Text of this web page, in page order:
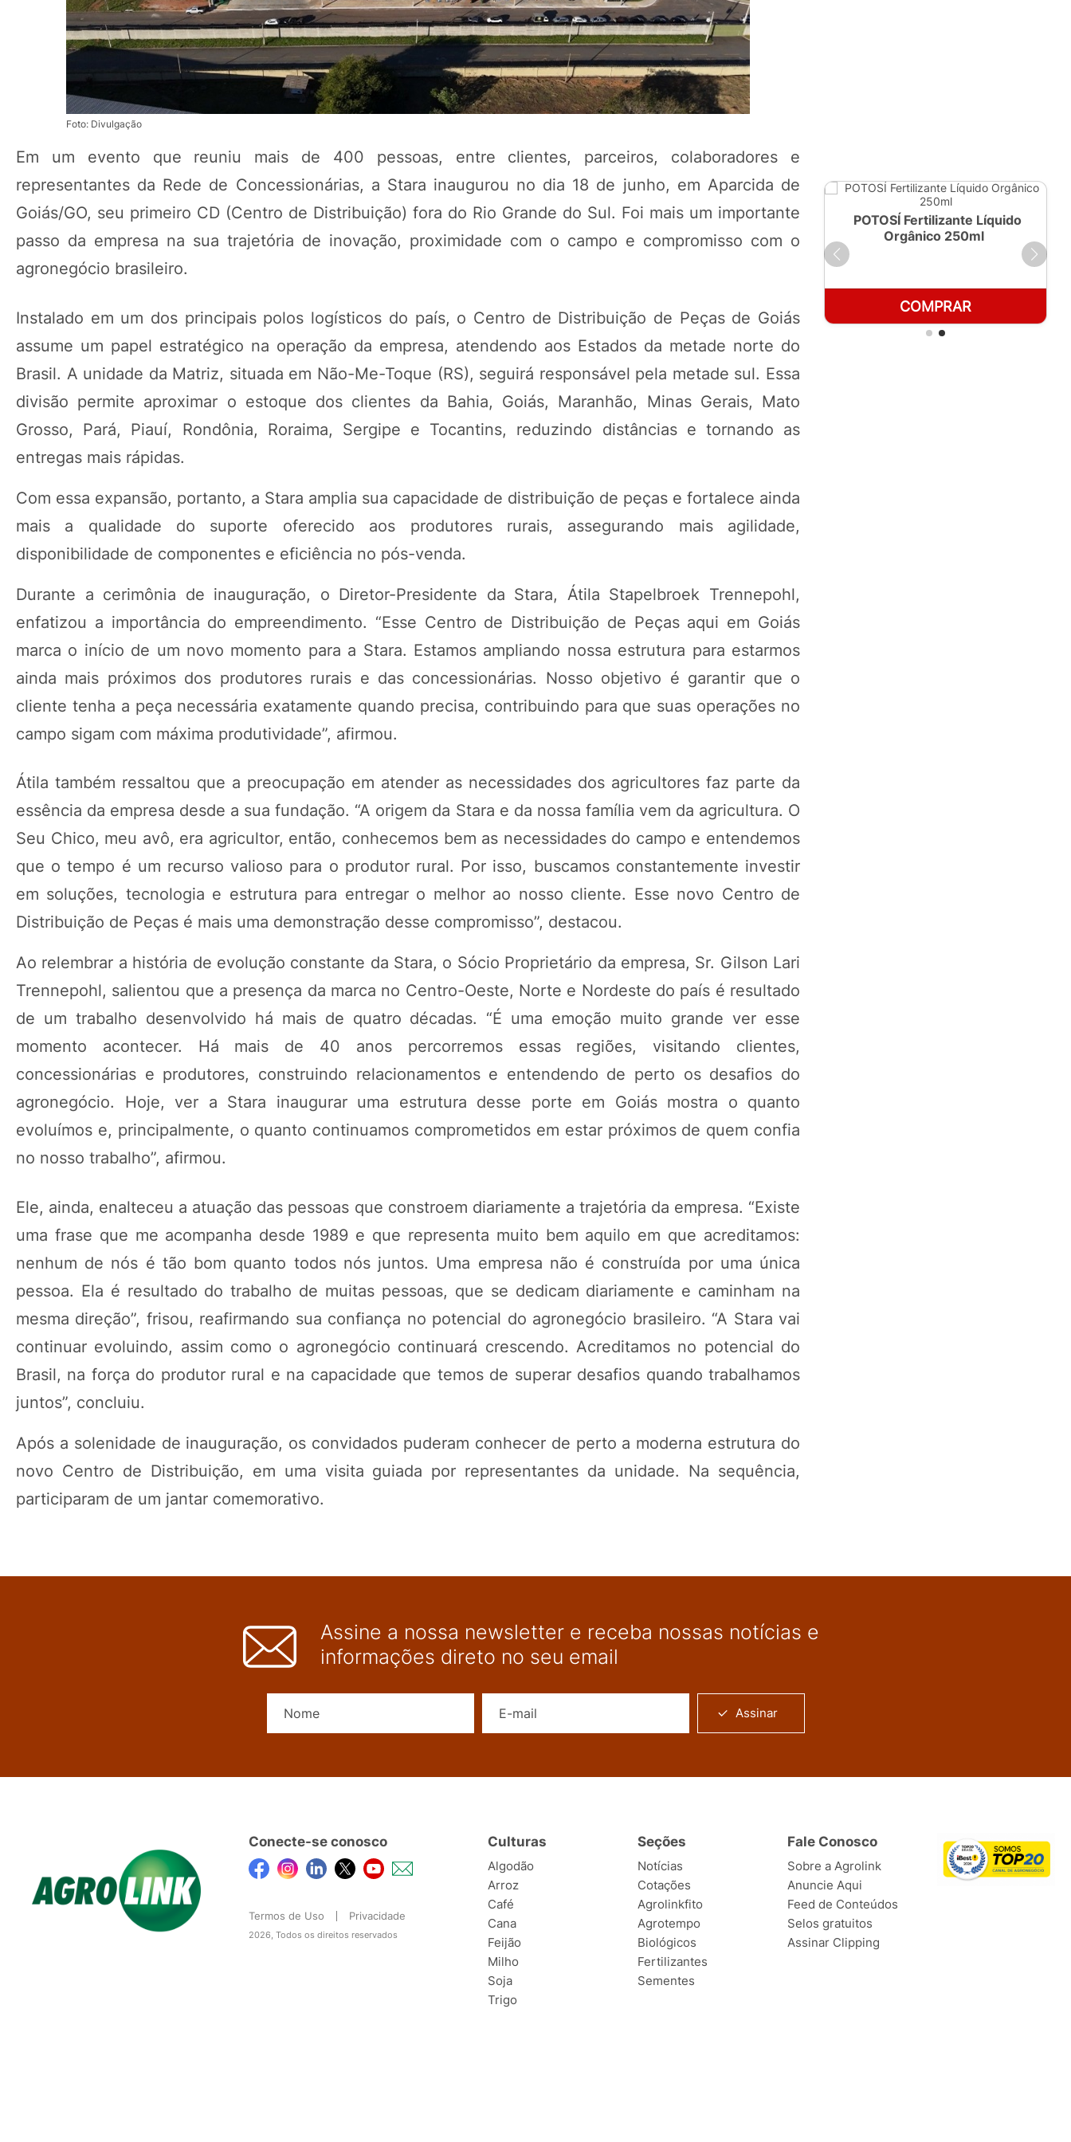
Foto: Divulgação
Em um evento que reuniu mais de 400 pessoas, entre clientes, parceiros, colaboradores e
representantes da Rede de Concessionárias, a Stara inaugurou no dia 18 de junho, em Aparcida de
Goiás/GO, seu primeiro CD (Centro de Distribuição) fora do Rio Grande do Sul. Foi mais um importante
passo da empresa na sua trajetória de inovação, proximidade com o campo e compromisso com o
agronegócio brasileiro.
Instalado em um dos principais polos logísticos do país, o Centro de Distribuição de Peças de Goiás
assume um papel estratégico na operação da empresa, atendendo aos Estados da metade norte do
Brasil. A unidade da Matriz, situada em Não-Me-Toque (RS), seguirá responsável pela metade sul. Essa
divisão permite aproximar o estoque dos clientes da Bahia, Goiás, Maranhão, Minas Gerais, Mato
Grosso, Pará, Piauí, Rondônia, Roraima, Sergipe e Tocantins, reduzindo distâncias e tornando as
entregas mais rápidas.
Com essa expansão, portanto, a Stara amplia sua capacidade de distribuição de peças e fortalece ainda
mais a qualidade do suporte oferecido aos produtores rurais, assegurando mais agilidade,
disponibilidade de componentes e eficiência no pós-venda.
Durante a cerimônia de inauguração, o Diretor-Presidente da Stara, Átila Stapelbroek Trennepohl,
enfatizou a importância do empreendimento. “Esse Centro de Distribuição de Peças aqui em Goiás
marca o início de um novo momento para a Stara. Estamos ampliando nossa estrutura para estarmos
ainda mais próximos dos produtores rurais e das concessionárias. Nosso objetivo é garantir que o
cliente tenha a peça necessária exatamente quando precisa, contribuindo para que suas operações no
campo sigam com máxima produtividade”, afirmou.
Átila também ressaltou que a preocupação em atender as necessidades dos agricultores faz parte da
essência da empresa desde a sua fundação. “A origem da Stara e da nossa família vem da agricultura. O
Seu Chico, meu avô, era agricultor, então, conhecemos bem as necessidades do campo e entendemos
que o tempo é um recurso valioso para o produtor rural. Por isso, buscamos constantemente investir
em soluções, tecnologia e estrutura para entregar o melhor ao nosso cliente. Esse novo Centro de
Distribuição de Peças é mais uma demonstração desse compromisso”, destacou.
Ao relembrar a história de evolução constante da Stara, o Sócio Proprietário da empresa, Sr. Gilson Lari
Trennepohl, salientou que a presença da marca no Centro-Oeste, Norte e Nordeste do país é resultado
de um trabalho desenvolvido há mais de quatro décadas. “É uma emoção muito grande ver esse
momento acontecer. Há mais de 40 anos percorremos essas regiões, visitando clientes,
concessionárias e produtores, construindo relacionamentos e entendendo de perto os desafios do
agronegócio. Hoje, ver a Stara inaugurar uma estrutura desse porte em Goiás mostra o quanto
evoluímos e, principalmente, o quanto continuamos comprometidos em estar próximos de quem confia
no nosso trabalho”, afirmou.
Ele, ainda, enalteceu a atuação das pessoas que constroem diariamente a trajetória da empresa. “Existe
uma frase que me acompanha desde 1989 e que representa muito bem aquilo em que acreditamos:
nenhum de nós é tão bom quanto todos nós juntos. Uma empresa não é construída por uma única
pessoa. Ela é resultado do trabalho de muitas pessoas, que se dedicam diariamente e caminham na
mesma direção”, frisou, reafirmando sua confiança no potencial do agronegócio brasileiro. “A Stara vai
continuar evoluindo, assim como o agronegócio continuará crescendo. Acreditamos no potencial do
Brasil, na força do produtor rural e na capacidade que temos de superar desafios quando trabalhamos
juntos”, concluiu.
Após a solenidade de inauguração, os convidados puderam conhecer de perto a moderna estrutura do
novo Centro de Distribuição, em uma visita guiada por representantes da unidade. Na sequência,
participaram de um jantar comemorativo.
POTOSÍ Fertilizante Líquido
Orgânico 1 LT
POTOSÍ Fertilizante Líquido
Orgânico 250ml
COMPRAR
Assine a nossa newsletter e receba nossas notícias e
informações direto no seu email
Assinar
Conecte-se conosco
Termos de Uso Privacidade
2026, Todos os direitos reservados
Culturas
Algodão
Arroz
Café
Cana
Feijão
Milho
Soja
Trigo
Seções
Notícias
Cotações
Agrolinkfito
Agrotempo
Biológicos
Fertilizantes
Sementes
Fale Conosco
Sobre a Agrolink
Anuncie Aqui
Feed de Conteúdos
Selos gratuitos
Assinar Clipping